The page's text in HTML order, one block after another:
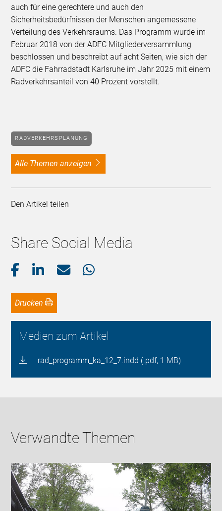
auch für eine gerechtere und auch den
Sicherheitsbedürfnissen der Menschen angemessene
Verteilung des Verkehrsraums. Das Programm wurde im
Februar 2018 von der ADFC Mitgliederversammlung
beschlossen und beschreibt auf acht Seiten, wie sich der
ADFC die Fahrradstadt Karlsruhe im Jahr 2025 mit einem
Radverkehrsanteil von 40 Prozent vorstellt.
RADVERKEHRSPLANUNG
alle Themen anzeigen
Den Artikel teilen
Share Social Media
Drucken
Medien zum Artikel
rad_programm_ka_12_7.indd (.pdf, 1 MB)
Verwandte Themen